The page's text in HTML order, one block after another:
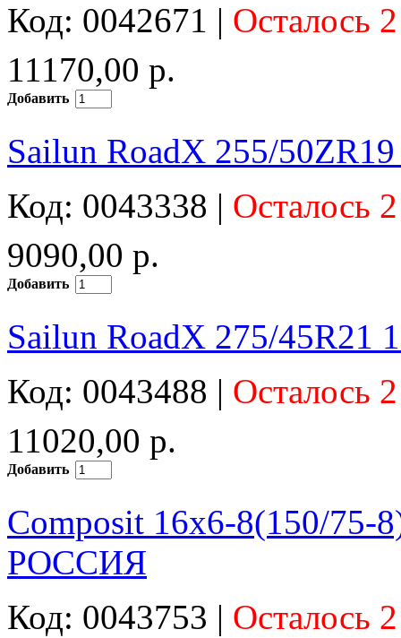
Код: 0042671 | Осталось
11170,00 р.
Добавить
Sailun RoadX 255/
Код: 0043338 | Осталось
9090,00 р.
Добавить
Sailun RoadX 275/45R21
Код: 0043488 | Осталось
11020,00 р.
Добавить
Composit 16x6-8(150/75-
РОССИЯ
Код: 0043753 | Осталось